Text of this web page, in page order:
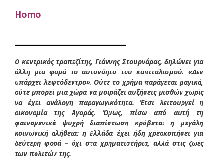
Homo
Ο κεντρικός τραπεζίτης, Γιάννης Στουρνάρας, δηλώνει για
άλλη μια φορά το αυτονόητο του καπιταλισμού: «Δεν
υπάρχει λεφτόδεντρο». Ούτε το χρήμα παράγεται μαγικά,
ούτε μπορεί μια χώρα να μοιράζει αυξήσεις μισθών χωρίς
να έχει ανάλογη παραγωγικότητα. Έτσι λειτουργεί η
οικονομία της Αγοράς. Όμως, πίσω από αυτή τη
φαινομενικά ψυχρή διαπίστωση κρύβεται η μεγάλη
κοινωνική αλήθεια: η Ελλάδα έχει ήδη χρεοκοπήσει για
δεύτερη φορά – όχι στα χρηματιστήρια, αλλά στις ζωές
των πολιτών της.